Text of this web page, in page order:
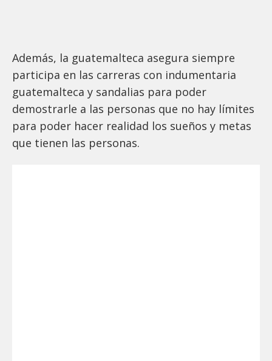
Además, la guatemalteca asegura siempre
participa en las carreras con indumentaria
guatemalteca y sandalias para poder
demostrarle a las personas que no hay límites
para poder hacer realidad los sueños y metas
que tienen las personas.